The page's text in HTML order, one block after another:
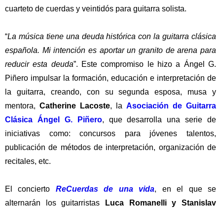
cuarteto de cuerdas y veintidós para guitarra solista.
“La música tiene una deuda histórica con la guitarra clásica
española. Mi intención es aportar un granito de arena para
reducir esta deuda”. Este compromiso le hizo a Ángel G.
Piñero impulsar la formación, educación e interpretación de
la guitarra, creando, con su segunda esposa, musa y
mentora, Catherine Lacoste, la Asociación de Guitarra
Clásica Ángel G. Piñero, que desarrolla una serie de
iniciativas como: concursos para jóvenes talentos,
publicación de métodos de interpretación, organización de
recitales, etc.
El concierto ReCuerdas de una vida, en el que se
alternarán los guitarristas
Luca Romanelli y Stanislav